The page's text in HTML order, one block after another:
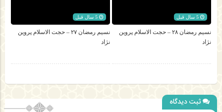
5 سال قبل
نسیم رمضان ۲۸ – حجت الاسلام پروین
نژاد
نسیم رمضان ۲۷ – حجت الاسلام پروین
نژاد
ثبت دیدگاه